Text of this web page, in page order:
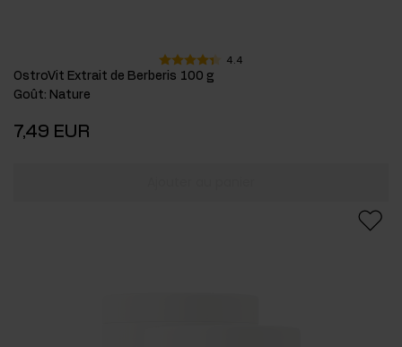
4.4
OstroVit Extrait de Berberis 100 g
Goût: Nature
7,49 EUR